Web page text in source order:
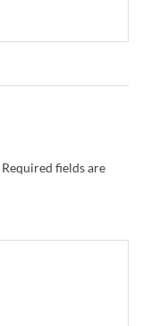
Required fields are